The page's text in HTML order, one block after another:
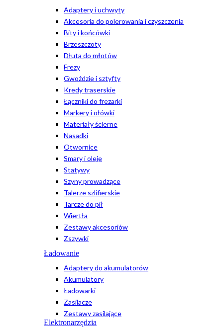
Adaptery i uchwyty
Akcesoria do polerowania i czyszczenia
Bity i końcówki
Brzeszczoty
Dłuta do młotów
Frezy
Gwoździe i sztyfty
Kredy traserskie
Łączniki do frezarki
Markery i ołówki
Materiały ścierne
Nasadki
Otwornice
Smary i oleje
Statywy
Szyny prowadzące
Talerze szlifierskie
Tarcze do pił
Wiertła
Zestawy akcesoriów
Zszywki
Ładowanie
Adaptery do akumulatorów
Akumulatory
Ładowarki
Zasilacze
Zestawy zasilające
Elektronarzędzia